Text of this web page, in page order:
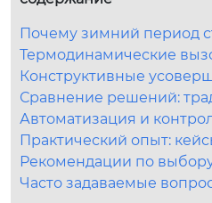
Почему зимний период
Термодинамические
Конструктивные
Сравнение решений:
Автоматизация и
Практический опыт:
Рекомендации по
Часто задаваемые